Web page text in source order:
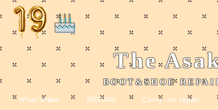
The
​BOOT&SHOE
What'sNew REPAIR Carry-on repair